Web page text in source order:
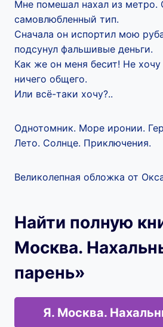
Мне помешал нахал из метро.
самовлюбленный тип.
Сначала он испортил мою
подсунул фальшивые деньги.
Как же он меня бесит! Не
ничего общего.
Или всё-таки хочу?..
Однотомник. Море иронии.
Лето. Солнце. Приключения.
Великолепная обложка от
Найти полную
Москва.
парень»
Я. Москва.